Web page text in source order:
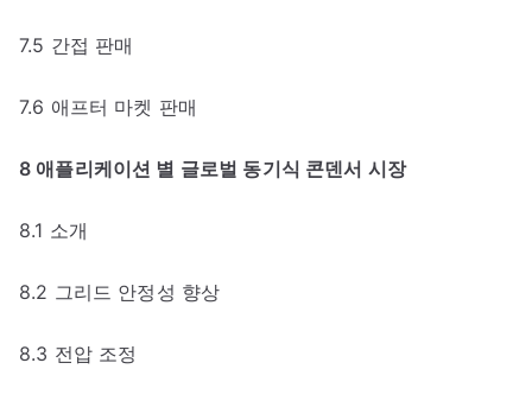
7.5 간접 판매
7.6 애프터 마켓 판매
8 애플리케이션 별 글로벌 동기식 콘덴서 시장
8.1 소개
8.2 그리드 안정성 향상
8.3 전압 조정